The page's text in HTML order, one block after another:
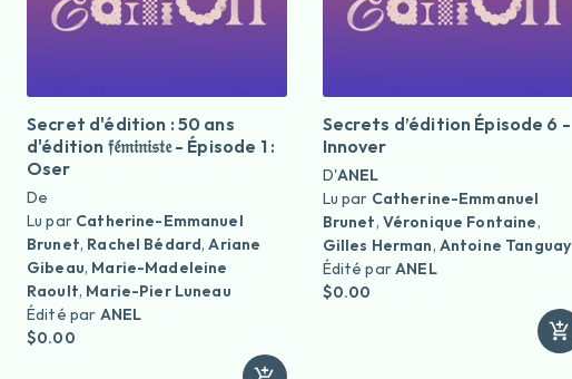
Secret d'édition : 50 ans
d'édition 𝔣𝔢́𝔪𝔦𝔫𝔦𝔰𝔱𝔢 - Épisode 1 :
Oser
De
Lu par Catherine-Emmanuel
Brunet, Rachel Bédard,Ariane
Gibeau, Marie-Madeleine
Raoult, Marie-Pier Luneau
Édité par ANEL
$0.00
Secrets d’édition Épisode 6 -
Innover
D'ANEL
Lu par Catherine-Emmanuel
Brunet, Véronique Fontaine,
Gilles Herman, Antoine Tanguay
Édité parANEL
$0.00